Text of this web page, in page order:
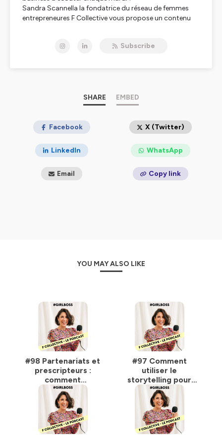
Sandra Scannella la fondatrice du réseau de femmes
entrepreneures F Collective vous propose un contenu
Des épisodes format interview où elle reçoit les femmes
gestion d’une entreprise… tous les sujets dont vous
faites face au quotidien si vous êtes vous-mêmes une
confidentialite
pour plus d'informations.
Subscribe
SHARE EMBED
Facebook X (Twitter)
LinkedIn WhatsApp
Email Copy link
YOU MAY ALSO LIKE
#98 Partenariats et
prescripteurs :
comment
développer son
réseau quand on
est entrepreneure
#97 Comment
utiliser le
storytelling pour
vendre ses offres ?